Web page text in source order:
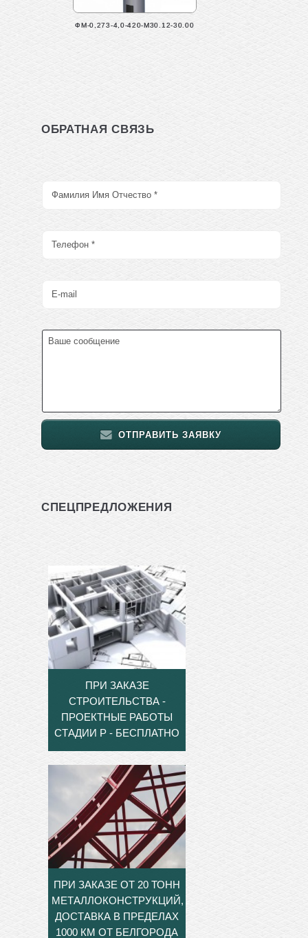
ФМ-0,273-4,0-420-М30.12-30.00
ОБРАТНАЯ СВЯЗЬ
ОТПРАВИТЬ ЗАЯВКУ
СПЕЦПРЕДЛОЖЕНИЯ
ПРИ ЗАКАЗЕ
СТРОИТЕЛЬСТВА -
ПРОЕКТНЫЕ РАБОТЫ
СТАДИИ Р - БЕСПЛАТНО
ПРИ ЗАКАЗЕ ОТ 20 ТОНН
МЕТАЛЛОКОНСТРУКЦИЙ,
ДОСТАВКА В ПРЕДЕЛАХ
1000 КМ ОТ БЕЛГОРОДА